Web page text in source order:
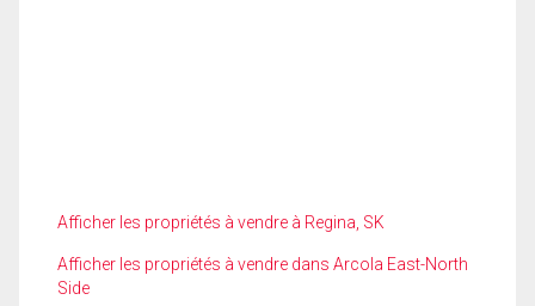
Afficher les propriétés à vendre à Regina, SK
Afficher les propriétés à vendre dans Arcola East-North
Side